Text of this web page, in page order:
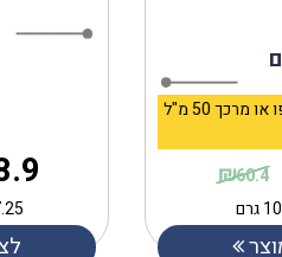
קנו 2 מוצרים, קבלו שמפו או מרכך 50 מ"ל
60.4
₪